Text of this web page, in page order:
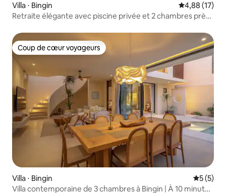
Villa ⋅ Bingin Évaluation
4,88 (17)
Retraite élégante avec piscine privée et 2 chambres près
Coup de cœur voyageurs
Coup de cœur voyageurs
Villa ⋅ Bingin
5 (5)
Villa contemporaine de 3 chambres à Bingin | À 10 minutes